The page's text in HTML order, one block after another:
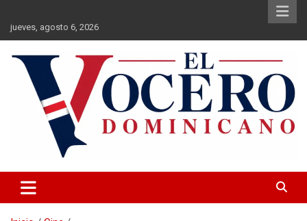
contenido
jueves, agosto 6, 2026
El Vocero Dominicano